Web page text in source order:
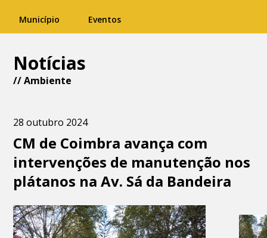
Município Eventos
Notícias
//Ambiente
28 outubro 2024
CM de Coimbra avança com
intervenções de manutenção nos
plátanos na Av. Sá da Bandeira